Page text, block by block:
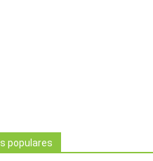
populares